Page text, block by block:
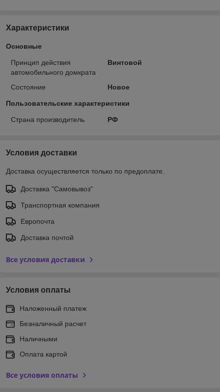
Характеристики
Основные
Принцип действия
автомобильного домкрата
Винтовой
Состояние Новое
Пользовательские характеристики
Страна производитель РФ
Условия доставки
Доставка осуществляется только по предоплате.
Доставка "Самовывоз"
Транспортная компания
Европочта
Доставка почтой
Все условия доставки
Условия оплаты
Наложенный платеж
Безналичный расчет
Наличными
Оплата картой
Все условия оплаты